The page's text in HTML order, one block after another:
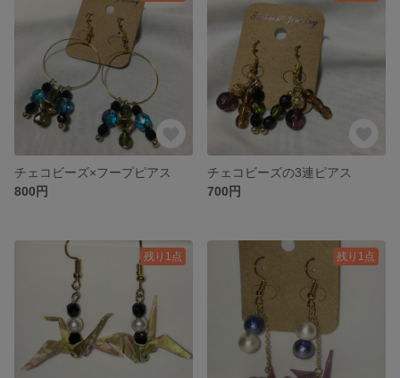
チェコビーズ×フープピアス
800円
チェコビーズの3連ピアス
700円
残り1点 残り1点